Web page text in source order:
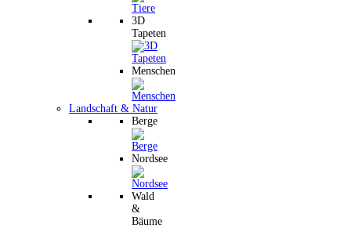
3D
Tapeten
Menschen
Landschaft & Natur
Berge
Nordsee
Wald
&
Bäume